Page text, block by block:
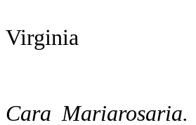
Virginia
Cara Mariarosaria.